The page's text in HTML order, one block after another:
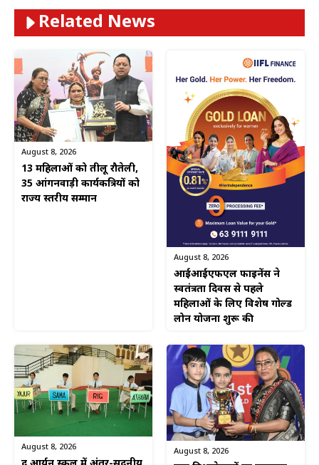
Related News
August 8, 2026
13 महिलाओं को तीलू रौतेली,
35 आंगनवाड़ी कार्यकत्रियों को
राज्य स्तरीय सम्मान
August 8, 2026
आईआईएफएल फाइनेंस ने
स्वतंत्रता दिवस से पहले
महिलाओं के लिए विशेष गोल्ड
लोन योजना शुरू की
August 8, 2026 August 8, 2026